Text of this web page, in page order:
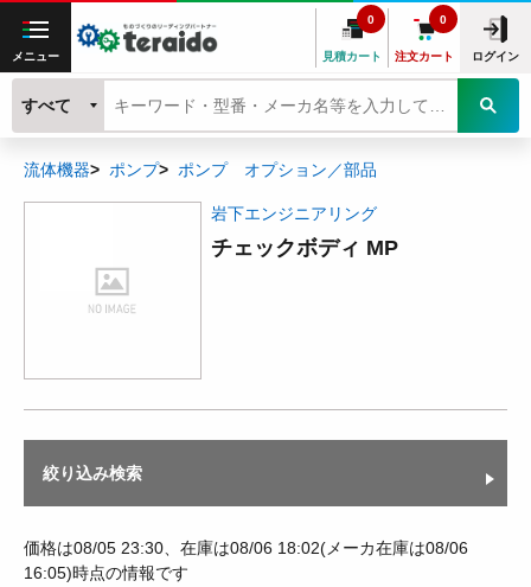
メニュー 見積カート
0
注文カート
0
ログイン
すべて
流体機器 ポンプ ポンプ オプション／部品
岩下エンジニアリング
チェックボディ MP
絞り込み検索
価格は08/05 23:30、在庫は08/06 18:02(メーカ在庫は08/06
16:05)時点の情報です